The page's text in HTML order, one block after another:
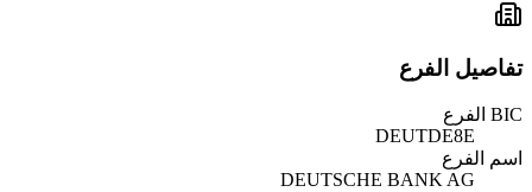
تفاصيل الفرع
BIC الفرع
DEUTDE8E
اسم الفرع
DEUTSCHE BANK AG